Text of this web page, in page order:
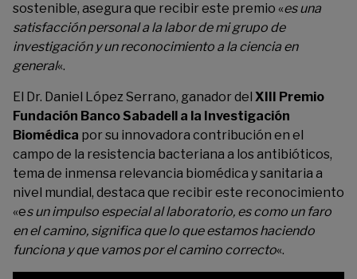
sostenible, asegura que recibir este premio «es una
satisfacción personal a la labor de mi grupo de
investigación y un reconocimiento a la ciencia en
general«.
El Dr. Daniel López Serrano, ganador del XIII Premio
Fundación Banco Sabadell a la Investigación
Biomédica por su innovadora contribución en el
campo de la resistencia bacteriana a los antibióticos,
tema de inmensa relevancia biomédica y sanitaria a
nivel mundial, destaca que recibir este reconocimiento
«es un impulso especial al laboratorio, es como un faro
en el camino, significa que lo que estamos haciendo
funciona y que vamos por el camino correcto«.